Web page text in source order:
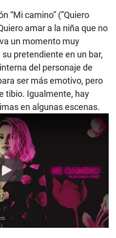
“Mi camino” (”Quiero
amar a la niña que no
un momento muy
pretendiente en un bar,
del personaje de
ser más emotivo, pero
tibio. Igualmente, hay
en algunas escenas.
Play